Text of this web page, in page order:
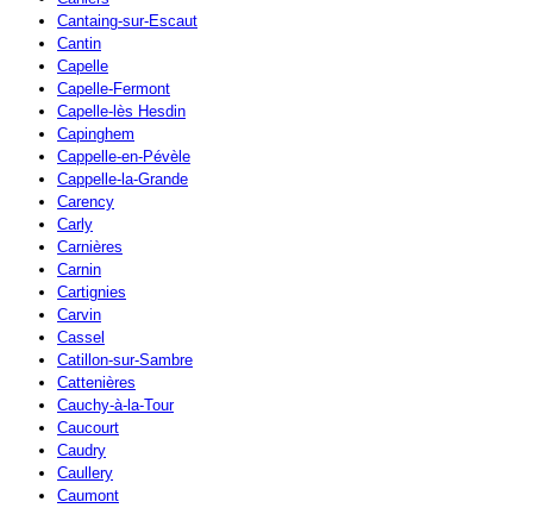
Cantaing-sur-Escaut
Cantin
Capelle
Capelle-Fermont
Capelle-lès Hesdin
Capinghem
Cappelle-en-Pévèle
Cappelle-la-Grande
Carency
Carly
Carnières
Carnin
Cartignies
Carvin
Cassel
Catillon-sur-Sambre
Cattenières
Cauchy-à-la-Tour
Caucourt
Caudry
Caullery
Caumont